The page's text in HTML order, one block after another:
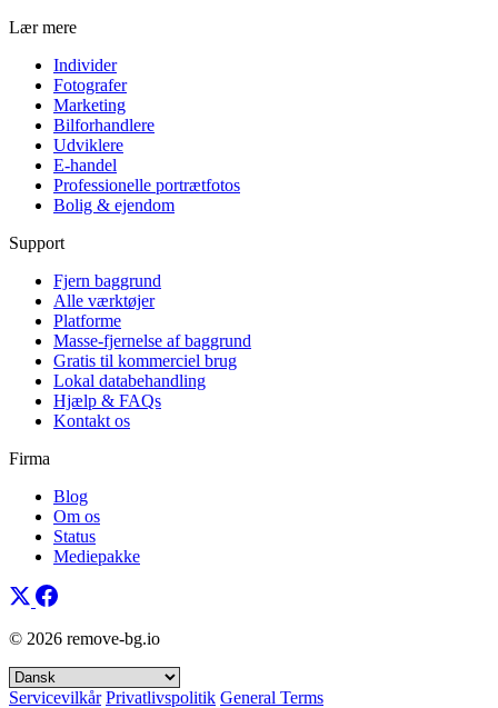
Lær mere
Individer
Fotografer
Marketing
Bilforhandlere
Udviklere
E-handel
Professionelle portrætfotos
Bolig & ejendom
Support
Fjern baggrund
Alle værktøjer
Platforme
Masse-fjernelse af baggrund
Gratis til kommerciel brug
Lokal databehandling
Hjælp & FAQs
Kontakt os
Firma
Blog
Om os
Status
Mediepakke
© 2026 remove-bg.io
Servicevilkår Privatlivspolitik General Terms